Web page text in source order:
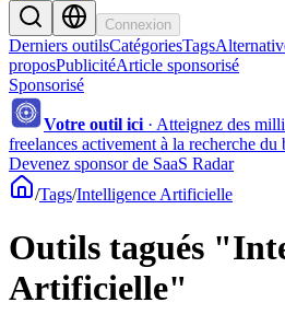
Connexion
Derniers outilsCatégoriesTags
proposPublicitéArticle sponsorisé
Sponsorisé
Votre outil ici · Atteignez des
freelances activement à la recherche
Devenez sponsor de SaaS Radar
/Tags/Intelligence Artificielle
Outils tagués
Artificielle"